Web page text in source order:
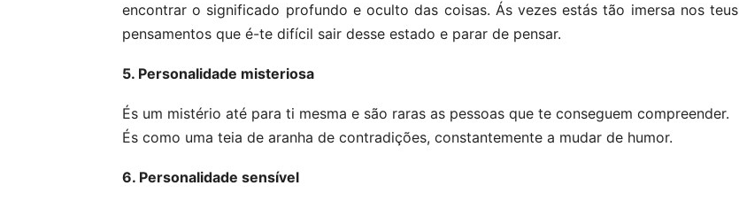
encontrar o significado profundo e oculto das coisas. Ás vezes estás tão imersa nos teus
pensamentos que é-te difícil sair desse estado e parar de pensar.
5. Personalidade misteriosa
És um mistério até para ti mesma e são raras as pessoas que te conseguem compreender.
És como uma teia de aranha de contradições, constantemente a mudar de humor.
6. Personalidade sensível